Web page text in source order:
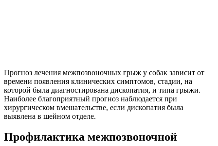
Прогноз лечения межпозвоночных грыж у собак зависит от
времени появления клинических симптомов, стадии, на
которой была диагностирована дископатия, и типа грыжи.
Наиболее благоприятный прогноз наблюдается при
хирургическом вмешательстве, если дископатия была
выявлена в шейном отделе.
Профилактика межпозвоночной